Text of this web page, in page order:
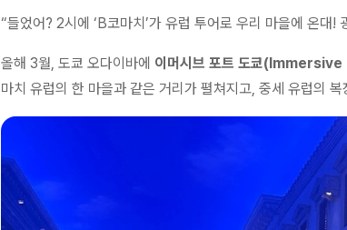
“들었어? 2시에 ‘B코마치’가 유럽 투어로 우리 마을에 온대!
올해 3월, 도쿄 오다이바에 이머시브 포트 도쿄
마치 유럽의 한 마을과 같은 거리가 펼쳐지고, 중세 유럽의